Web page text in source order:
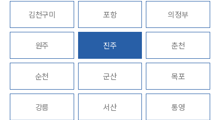
소식/자료
언론보도
공지사항
법률서식
뉴스레터/브로슈어
김천구미 포항 의정부
원주 진주 춘천
순천 군산 목포
강릉 서산 통영